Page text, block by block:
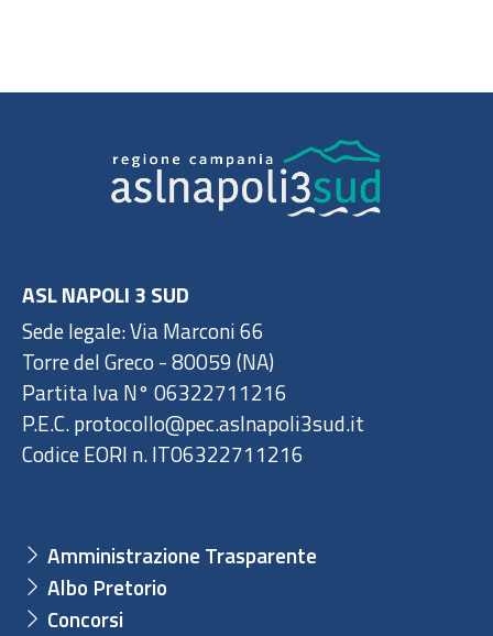
ASL NAPOLI 3 SUD
Sede legale: Via Marconi 66
Torre del Greco - 80059 (NA)
Partita Iva N° 06322711216
P.E.C. protocollo@pec.aslnapoli3sud.it
Codice EORI n. IT06322711216
Amministrazione Trasparente
Albo Pretorio
Concorsi